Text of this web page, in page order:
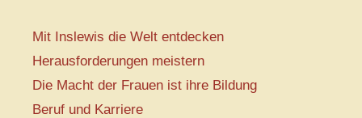
Mit Inslewis die Welt entdecken
Herausforderungen meistern
Die Macht der Frauen ist ihre Bildung
Beruf und Karriere